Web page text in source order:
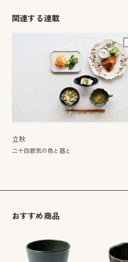
関連する連載
立秋
二十四節気の色と器と
おすすめ商品